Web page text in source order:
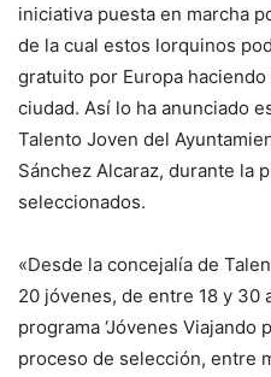
iniciativa puesta en marcha
de la cual estos lorquinos
gratuito por Europa
ciudad. Así lo ha anunciado
Talento Joven del
Sánchez Alcaraz, durante la
seleccionados.
«Desde la concejalía de
20 jóvenes, de entre 18 y 30
programa ‘Jóvenes Viajando
proceso de selección, entre